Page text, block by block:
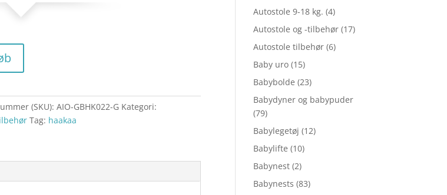
(SKU):AIO-GBHK022-G Kategori:
Tag: haakaa
Autostole 9-18 kg. (4)
Autostole og -tilbehør (17)
Autostole tilbehør (6)
Baby uro (15)
Babybolde (23)
Babydyner og babypuder
(79)
Babylegetøj (12)
Babylifte (10)
Babynest (2)
Babynests (83)